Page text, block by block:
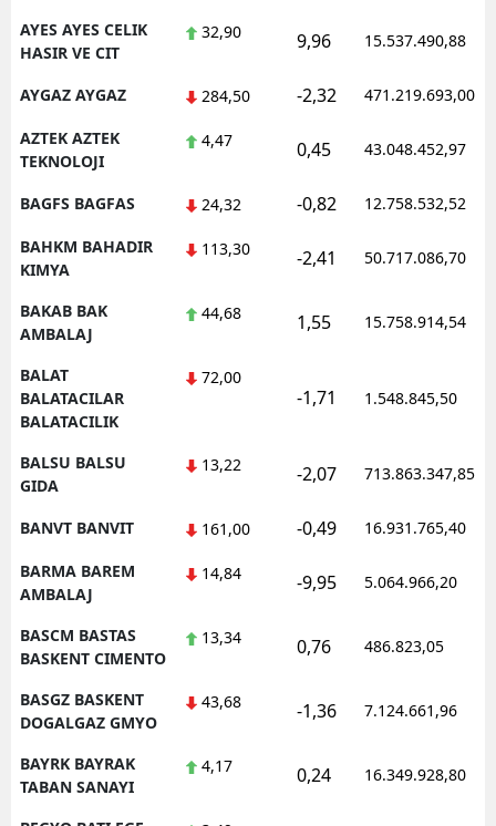
AYES AYES CELIK
HASIR VE CIT
32,90 9,96 15.537.490,88
AYGAZ AYGAZ 284,50 -2,32 471.219.693,00
AZTEK AZTEK
TEKNOLOJI
4,47 0,45 43.048.452,97
BAGFS BAGFAS 24,32 -0,82 12.758.532,52
BAHKM BAHADIR
KIMYA
113,30 -2,41 50.717.086,70
BAKAB BAK
AMBALAJ
44,68 1,55 15.758.914,54
BALAT
BALATACILAR
BALATACILIK
72,00
-1,71 1.548.845,50
BALSU BALSU
GIDA
13,22 -2,07 713.863.347,85
BANVT BANVIT 161,00 -0,49 16.931.765,40
BARMA BAREM
AMBALAJ
14,84 -9,95 5.064.966,20
BASCM BASTAS
BASKENT CIMENTO
13,34 0,76 486.823,05
BASGZ BASKENT
DOGALGAZ GMYO
43,68 -1,36 7.124.661,96
BAYRK BAYRAK
TABAN SANAYI
4,17 0,24 16.349.928,80